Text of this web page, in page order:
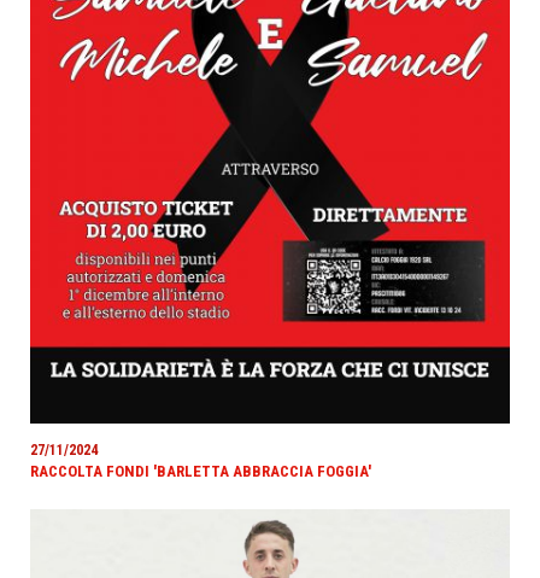
27/11/2024
RACCOLTA FONDI 'BARLETTA ABBRACCIA FOGGIA'